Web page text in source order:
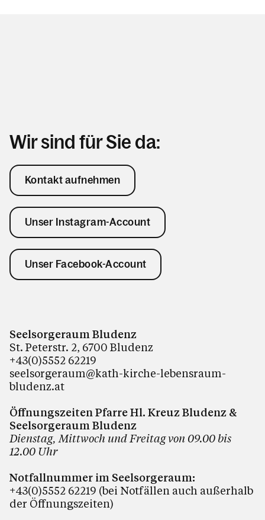
Wir sind für Sie da:
Kontakt aufnehmen
Unser Instagram-Account
Unser Facebook-Account
Seelsorgeraum Bludenz
St. Peterstr. 2, 6700 Bludenz
+43(0)5552 62219
seelsorgeraum@kath-kirche-lebensraum-
bludenz.at
Öffnungszeiten Pfarre Hl. Kreuz Bludenz &
Seelsorgeraum Bludenz
Dienstag, Mittwoch und Freitag von 09.00 bis
12.00 Uhr
Notfallnummer im Seelsorgeraum:
+43(0)5552 62219 (bei Notfällen auch außerhalb
der Öffnungszeiten)